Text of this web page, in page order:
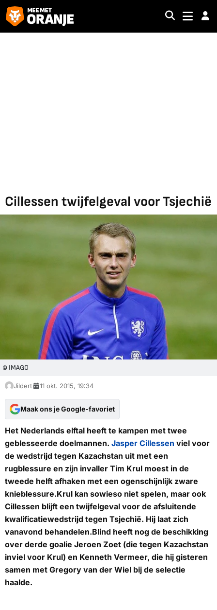
Cillessen twijfelgeval voor Tsjechië
© IMAGO
Jildert 11 okt. 2015, 19:34
Maak ons je Google-favoriet
Het Nederlands elftal heeft te kampen met twee
geblesseerde doelmannen. Jasper Cillessen viel voor
de wedstrijd tegen Kazachstan uit met een
rugblessure en zijn invaller Tim Krul moest in de
tweede helft afhaken met een ogenschijnlijk zware
knieblessure.Krul kan sowieso niet spelen, maar ook
Cillessen blijft een twijfelgeval voor de afsluitende
kwalificatiewedstrijd tegen Tsjechië. Hij laat zich
vanavond behandelen.Blind heeft nog de beschikking
over derde goalie Jeroen Zoet (die tegen Kazachstan
inviel voor Krul) en Kenneth Vermeer, die hij gisteren
samen met Gregory van der Wiel bij de selectie
haalde.